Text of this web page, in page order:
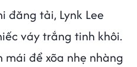
đăng tải, Lynk Lee
váy trắng tinh khôi.
để xõa nhẹ nhàng